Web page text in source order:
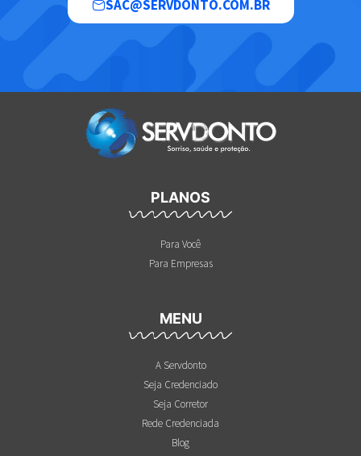
SAC@SERVDONTO.COM.BR
PLANOS
Para Você
Para Empresas
MENU
A Servdonto
Seja Credenciado
Seja Corretor
Rede Credenciada
Blog